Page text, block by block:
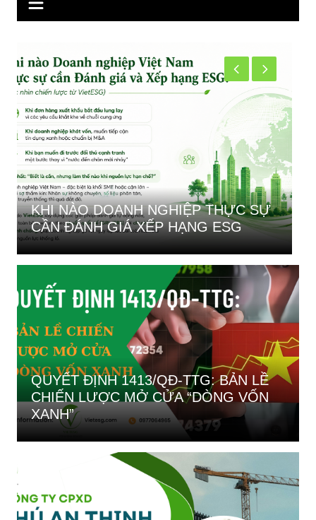
THỰC SỰ
HẠNG ESG
CHƯƠNG TRÌNH ĐÀO
SÂU: KIỂM KÊ KHÍ NHÀ
TRƯỜNG TÍN CHỈ
QUYẾT ĐỊNH 1413/QĐ-TTG: BẢN LỀ
CHIẾN LƯỢC MỞ CỬA “DÒNG VỐN
XANH”